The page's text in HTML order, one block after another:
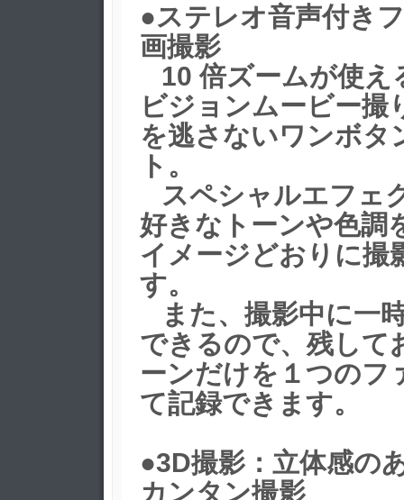
●ステレオ音声付き
画撮影
10 倍ズームが使え
ビジョンムービー撮
を逃さないワンボタ
ト。
スペシャルエフェ
好きなトーンや色調
イメージどおりに撮
す。
また、撮影中に一
できるので、残して
ーンだけを１つのフ
て記録できます。
●3D撮影：立体感の
カンタン撮影